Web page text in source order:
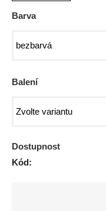
Barva
Balení
Dostupnost
Kód: